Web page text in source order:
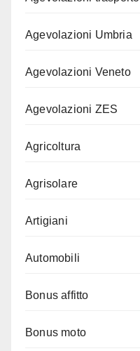
Agevolazioni Umbria
Agevolazioni Veneto
Agevolazioni ZES
Agricoltura
Agrisolare
Artigiani
Automobili
Bonus affitto
Bonus moto